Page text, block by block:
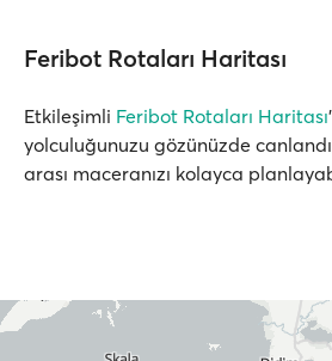
Feribot Rotaları Haritası
Etkileşimli Feribot Rotaları Haritası
yolculuğunuzu gözünüzde
arası maceranızı kolayca